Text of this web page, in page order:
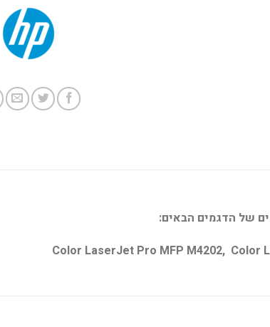
של הדגמים הבאים:
Color LaserJet Pro MFP M4202, Color